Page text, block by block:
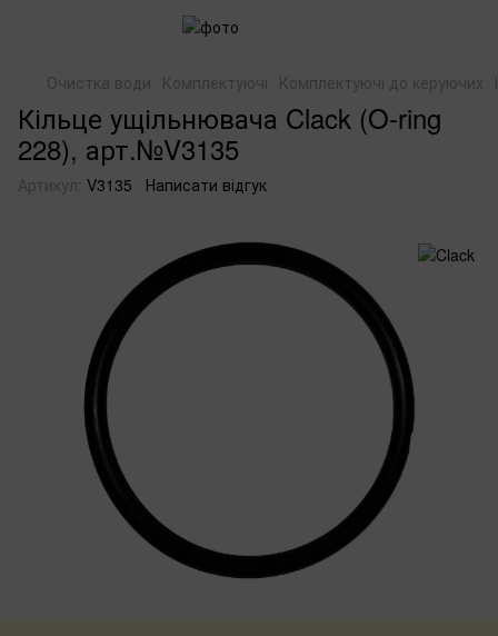
Очистка води Комплектуючі Комплектуючі до керуючих
Кільце ущільнювача Clack (O-ring
228), арт.№V3135
Артикул: V3135 Написати відгук